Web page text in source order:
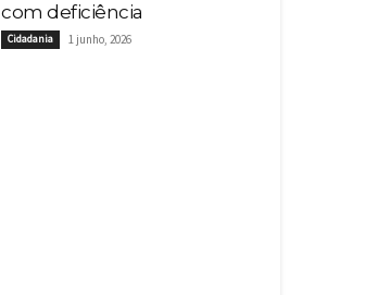
com deficiência
Cidadania 1 junho, 2026